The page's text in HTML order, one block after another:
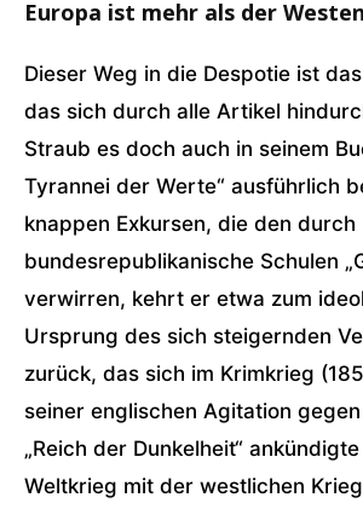
Europa ist mehr als der Westen
Dieser Weg in die Despotie ist
das sich durch alle Artikel
Straub es doch auch in seinem
Tyrannei der Werte“ ausführlich
knappen Exkursen, die den durch
bundesrepublikanische Schulen
verwirren, kehrt er etwa zum
Ursprung des sich steigernden
zurück, das sich im Krimkrieg
seiner englischen Agitation
„Reich der Dunkelheit“
Weltkrieg mit der westlichen